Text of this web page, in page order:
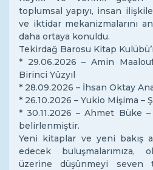
toplumsal yapıyı, insan
ve iktidar mekanizmalarını
daha ortaya konuldu.
Tekirdağ Barosu Kitap
* 29.06.2026 – Amin
Birinci Yüzyıl
* 28.09.2026 – İhsan Oktay
* 26.10.2026 – Yukio Mişima –
* 30.11.2026 – Ahmet Büke –
belirlenmiştir.
Yeni kitaplar ve yeni bakış
edecek buluşmalarımıza,
üzerine düşünmeyi seven